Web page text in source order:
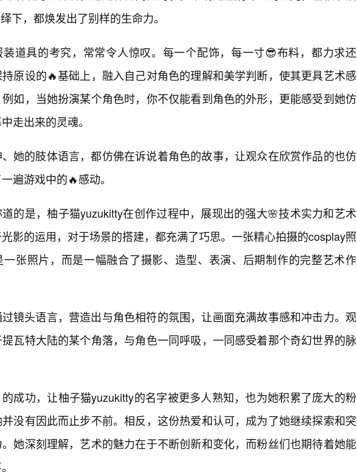
下，都焕发出了别样的生命力。
道具的考究，常常令人惊叹。每一个配饰，每一寸😎布料，都力求还
原设的🔥基础上，融入自己对角色的理解和美学判断，使其更具艺术感
如，当她扮演某个角色时，你不仅能看到角色的外形，更能感受到她仿
走出来的灵魂。
她的肢体语言，都仿佛在诉说着角色的故事，让观众在欣赏作品的也仿
遍游戏中的🔥感动。
的是，柚子猫yuzukitty在创作过程中，展现出的强大🌸技术实力和艺术
影的运用，对于场景的搭建，都充满了巧思。一张精心拍摄的cosplay照
一张照片，而是一幅融合了摄影、造型、表演、后期制作的完整艺术作
镜头语言，营造出与角色相符的氛围，让画面充满故事感和冲击力。观
瓦特大陆的某个角落，与角色一同呼吸，一同感受着那个奇幻世界的脉
的成功，让柚子猫yuzukitty的名字被更多人熟知，也为她积累了庞大的粉
没有因此而止步不前。相反，这份热爱和认可，成为了她继续探索和突
她深刻理解，艺术的魅力在于不断创新和变化，而粉丝们也期待着她能